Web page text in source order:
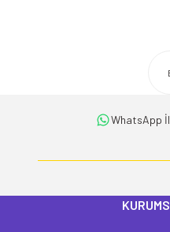
Ürün açıklamasında
Ürün fiyatı diğerWhatsApp